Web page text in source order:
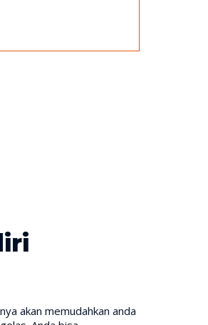
akan memudahkan anda